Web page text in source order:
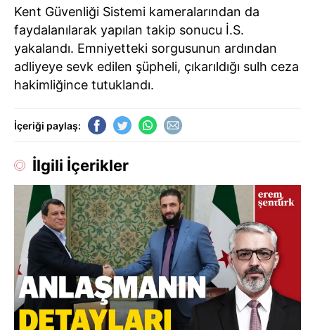
Kent Güvenliği Sistemi kameralarından da
faydalanılarak yapılan takip sonucu İ.S.
yakalandı. Emniyetteki sorgusunun ardından
adliyeye sevk edilen şüpheli, çıkarıldığı sulh ceza
hakimliğince tutuklandı.
İçeriği paylaş:
İlgili İçerikler